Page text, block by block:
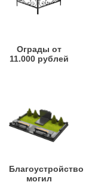
Ограды от
11.000 рублей
Благоустройство
могил